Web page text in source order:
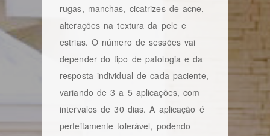
rugas, manchas, cicatrizes de acne,
alterações na textura da pele e
estrias. O número de sessões vai
depender do tipo de patologia e da
resposta individual de cada paciente,
variando de 3 a 5 aplicações, com
intervalos de 30 dias. A aplicação é
perfeitamente tolerável, podendo